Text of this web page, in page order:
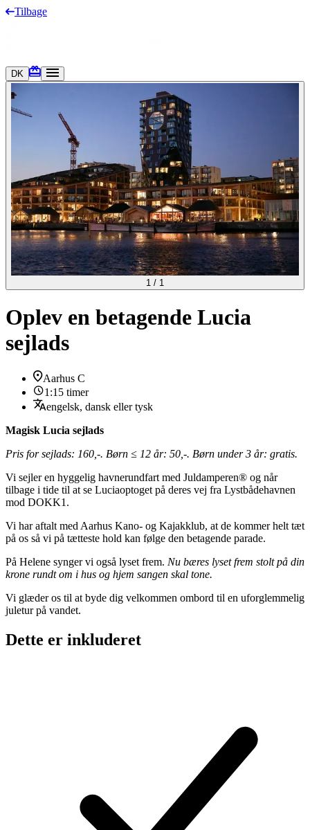
Tilbage
DK
1 / 1
Oplev en betagende Lucia
sejlads
Aarhus C
1:15 timer
engelsk, dansk eller tysk
Magisk Lucia sejlads
Pris for sejlads: 160,-. Børn ≤ 12 år: 50,-. Børn under 3 år: gratis.
Vi sejler en hyggelig havnerundfart med Juldamperen® og når
tilbage i tide til at se Luciaoptoget på deres vej fra Lystbådehavnen
mod DOKK1.
Vi har aftalt med Aarhus Kano- og Kajakklub, at de kommer helt tæt
på os så vi på tætteste hold kan følge den betagende parade.
På Helene synger vi også lyset frem. Nu bæres lyset frem stolt på din
krone rundt om i hus og hjem sangen skal tone.
Vi glæder os til at byde dig velkommen ombord til en uforglemmelig
juletur på vandet.
Dette er inkluderet